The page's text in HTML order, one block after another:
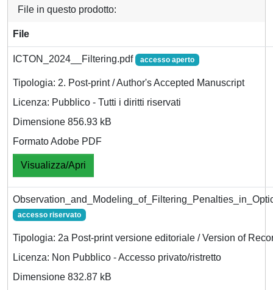
File in questo prodotto:
File
ICTON_2024__Filtering.pdf accesso aperto
Tipologia: 2. Post-print / Author's Accepted Manuscript
Licenza: Pubblico - Tutti i diritti riservati
Dimensione 856.93 kB
Formato Adobe PDF
Visualizza/Apri
accesso riservato
Tipologia: 2a Post-print versione editoriale / Version of
Licenza: Non Pubblico - Accesso privato/ristretto
Dimensione 832.87 kB